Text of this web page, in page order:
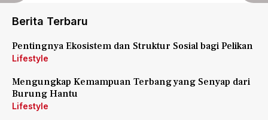
Berita Terbaru
Pentingnya Ekosistem dan Struktur Sosial bagi Pelikan
Lifestyle
Mengungkap Kemampuan Terbang yang Senyap dari
Burung Hantu
Lifestyle